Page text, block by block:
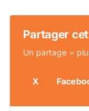
Partager
Un partage =
X